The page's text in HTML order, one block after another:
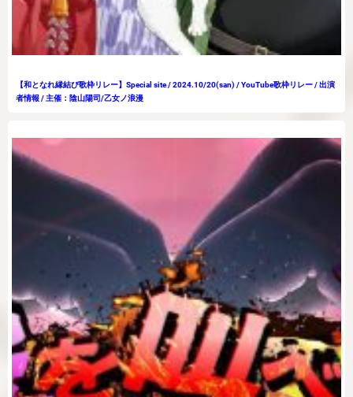
【和となれ縁結び歌枠リレー】Special site / 2024.10/20(san) / YouTube歌枠リレー / 出演
者情報 / 主催：陰山陽司/乙女ノ浪漫